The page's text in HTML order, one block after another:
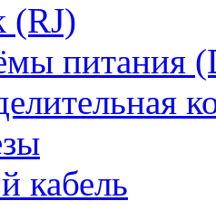
(RJ)
питания
кабель